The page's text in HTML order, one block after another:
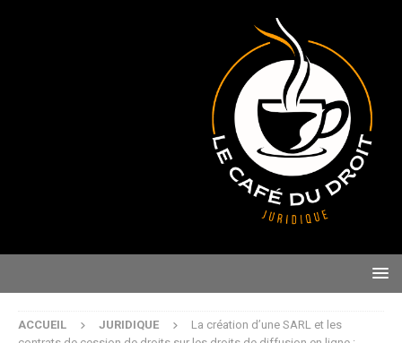
ACCUEIL JURIDIQUE
La création d’une SARL et les